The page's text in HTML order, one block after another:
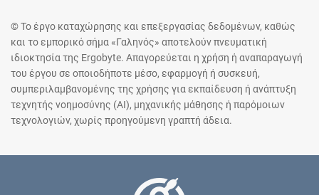
© Το έργο καταχώρησης και επεξεργασίας δεδομένων, καθώς
και το εμπορικό σήμα «Γαληνός» αποτελούν πνευματική
ιδιοκτησία της Ergobyte. Απαγορεύεται η χρήση ή αναπαραγωγή
του έργου σε οποιοδήποτε μέσο, εφαρμογή ή συσκευή,
συμπεριλαμβανομένης της χρήσης για εκπαίδευση ή ανάπτυξη
τεχνητής νοημοσύνης (AI), μηχανικής μάθησης ή παρόμοιων
τεχνολογιών, χωρίς προηγούμενη γραπτή άδεια.